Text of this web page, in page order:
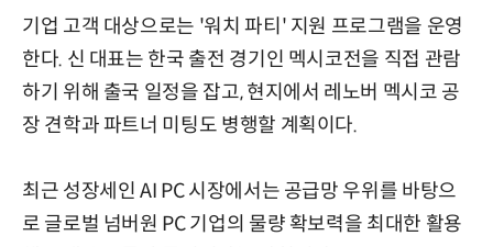
기업 고객 대상으로는 '워치 파티' 지원 프로그램을 운영
한다. 신 대표는 한국 출전 경기인 멕시코전을 직접 관람
하기 위해 출국 일정을 잡고, 현지에서 레노버 멕시코 공
장 견학과 파트너 미팅도 병행할 계획이다.
최근 성장세인 AI PC 시장에서는 공급망 우위를 바탕으
로 글로벌 넘버원 PC 기업의 물량 확보력을 최대한 활용